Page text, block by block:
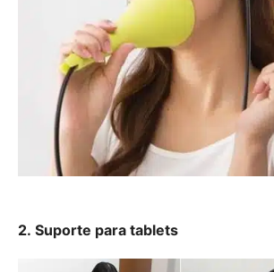
2. Suporte para tablets